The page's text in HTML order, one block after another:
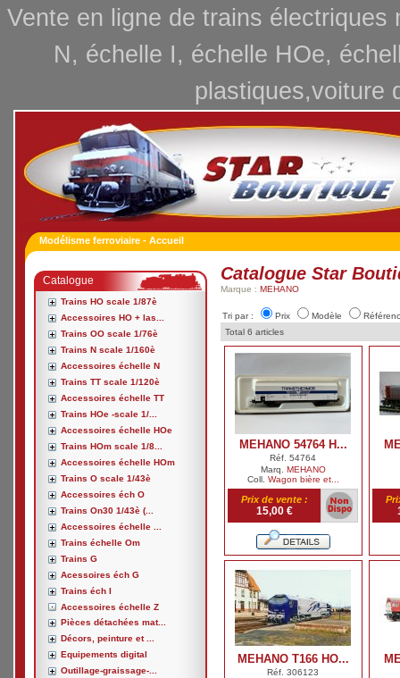
Vente en ligne de trains
N, échelle I, échelle HOe,
plastiques,voiture
Modélisme ferroviaire - Accueil
Catalogue
Trains HO scale 1/87è
Accessoires HO + las...
Trains OO scale 1/76è
Trains N scale 1/160è
Accessoires échelle N
Trains TT scale 1/120è
Accessoires échelle TT
Trains HOe -scale 1/...
Accessoires échelle HOe
Trains HOm scale 1/8...
Accessoires échelle HOm
Trains O scale 1/43è
Accessoires éch O
Trains On30 1/43è (...
Accessoires échelle ...
Trains échelle Om
Trains G
Acessoires éch G
Trains éch I
Accessoires échelle Z
Pièces détachées mat...
Décors, peinture et ...
Equipements digital
Outillage-graissage-...
Catalogue Star
Marque : MEHANO
Tri par : Prix Modèle
Total 6 articles
MEHANO 54764 H...
Réf. 54764
Marq. MEHANO
Coll. Wagon bière et...
Prix de vente :
15,00 €
MEHANO T166 HO...
Réf. 306123